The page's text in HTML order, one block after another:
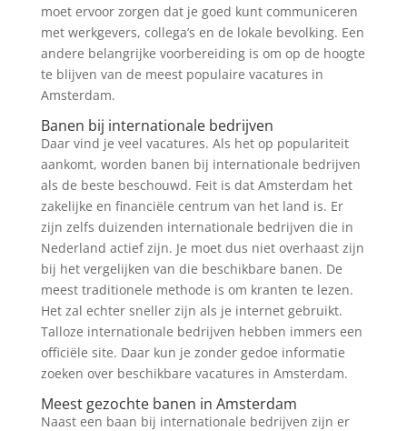
moet ervoor zorgen dat je goed kunt communiceren
met werkgevers, collega’s en de lokale bevolking. Een
andere belangrijke voorbereiding is om op de hoogte
te blijven van de meest populaire vacatures in
Amsterdam.
Banen bij internationale bedrijven
Daar vind je veel vacatures. Als het op populariteit
aankomt, worden banen bij internationale bedrijven
als de beste beschouwd. Feit is dat Amsterdam het
zakelijke en financiële centrum van het land is. Er
zijn zelfs duizenden internationale bedrijven die in
Nederland actief zijn. Je moet dus niet overhaast zijn
bij het vergelijken van die beschikbare banen. De
meest traditionele methode is om kranten te lezen.
Het zal echter sneller zijn als je internet gebruikt.
Talloze internationale bedrijven hebben immers een
officiële site. Daar kun je zonder gedoe informatie
zoeken over beschikbare vacatures in Amsterdam.
Meest gezochte banen in Amsterdam
Naast een baan bij internationale bedrijven zijn er